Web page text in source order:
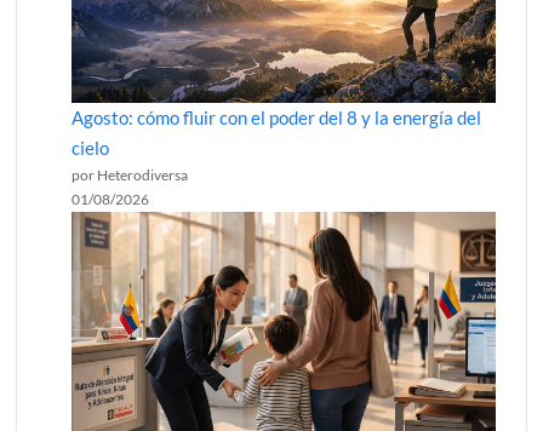
Agosto: cómo fluir con el poder del 8 y la energía del
cielo
por Heterodiversa
01/08/2026